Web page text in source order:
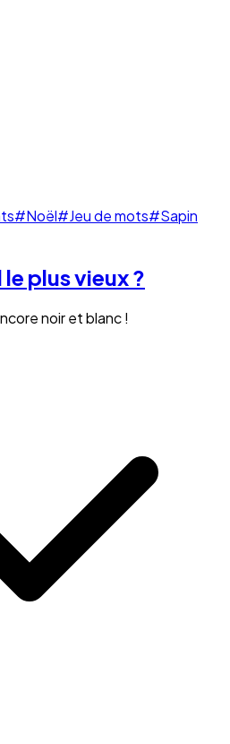
#Noël#Jeu de mots#Sapin
plus vieux ?
noir et blanc !